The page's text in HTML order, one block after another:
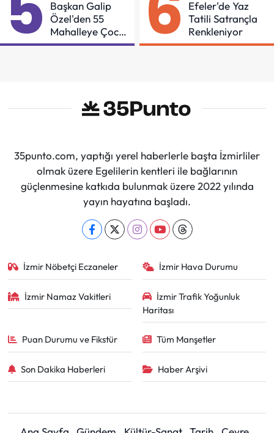
Başkan Galip
Özel'den 55
Mahalleye Çocuk
Şenliği
Efeler'de Yaz
Tatili Satrançla
Renkleniyor
35punto.com, yaptığı yerel haberlerle başta İzmirliler
olmak üzere Egelilerin kentleri ile bağlarının
güçlenmesine katkıda bulunmak üzere 2022 yılında
yayın hayatına başladı.
İzmir Nöbetçi Eczaneler İzmir Hava Durumu
İzmir Namaz Vakitleri
İzmir Trafik Yoğunluk
Haritası
Puan Durumu ve Fikstür Tüm Manşetler
Son Dakika Haberleri Haber Arşivi